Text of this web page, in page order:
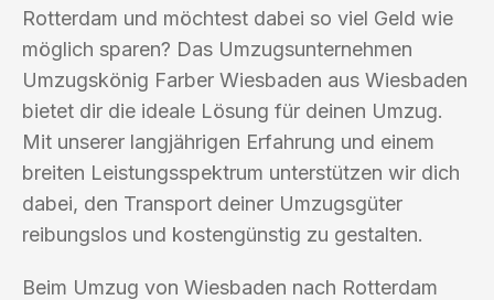
Rotterdam und möchtest dabei so viel Geld wie
möglich sparen? Das Umzugsunternehmen
Umzugskönig Farber Wiesbaden aus Wiesbaden
bietet dir die ideale Lösung für deinen Umzug.
Mit unserer langjährigen Erfahrung und einem
breiten Leistungsspektrum unterstützen wir dich
dabei, den Transport deiner Umzugsgüter
reibungslos und kostengünstig zu gestalten.
Beim Umzug von Wiesbaden nach Rotterdam